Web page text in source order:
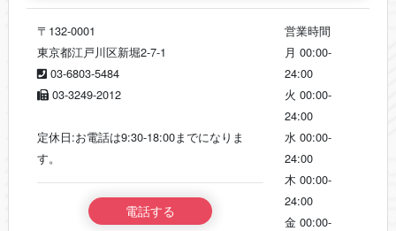
〒132-0001
東京都江戸川区新堀2-7-1
03-6803-5484
03-3249-2012
定休日:お電話は9:30-18:00までになりま
す。
電話する
営業時間
月 00:00-
24:00
火 00:00-
24:00
水 00:00-
24:00
木 00:00-
24:00
金 00:00-